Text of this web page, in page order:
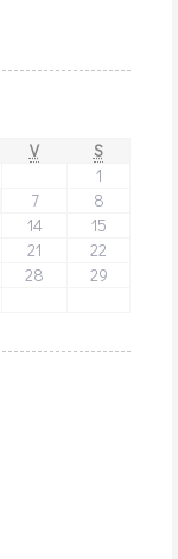
V
S
1
7
8
14
15
21
22
28
29